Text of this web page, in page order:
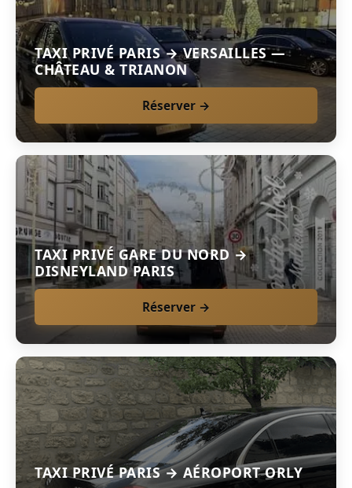
TAXI PRIVÉ PARIS → VERSAILLES —
CHÂTEAU & TRIANON
Réserver →
TAXI PRIVÉ GARE DU NORD →
DISNEYLAND PARIS
Réserver →
TAXI PRIVÉ PARIS → AÉROPORT ORLY